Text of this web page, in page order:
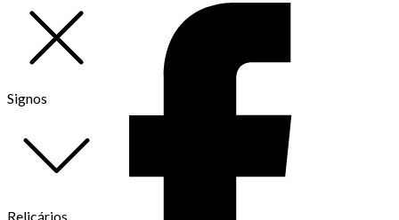
Signos
Relicários